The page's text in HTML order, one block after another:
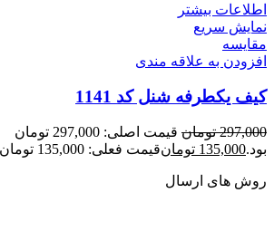
اطلاعات بیشتر
نمایش سریع
مقايسه
افزودن به علاقه مندی
کیف یکطرفه شنل کد 1141
297,000 تومان
قیمت اصلی: 297,000 تومان
بود.135,000 تومانقیمت فعلی: 135,000 تومان.
روش های ارسال